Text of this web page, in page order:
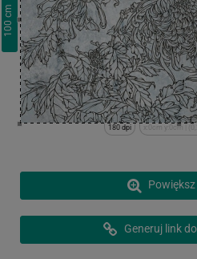
100
cm
x:0cm y:0cm |
180 dpi
Generuj link